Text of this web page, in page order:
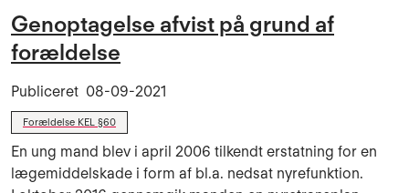
Genoptagelse afvist på grund af
forældelse
Publiceret 08-09-2021
Forældelse KEL §60
En ung mand blev i april 2006 tilkendt erstatning for en
lægemiddelskade i form af bl.a. nedsat nyrefunktion.